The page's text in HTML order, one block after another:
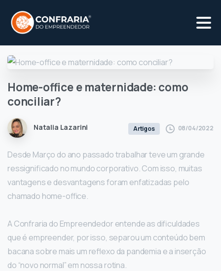
Home-office e maternidade: como
conciliar?
Natalia Lazarini Artigos 08/04/2022
Desde Março do ano passado trabalhar teve um grande
ressignificado no mundo corporativo. Com isso, muitas
vantagens e desvantagens foram enfatizadas pelo
chamado home-office.
A Confraria do Empreendedor entende as dificuldades
que é empreender, por isso, separou um conteúdo bem
bacana sobre mais um reflexo da pandemia e a inserção
do “novo normal” em nossa rotina.